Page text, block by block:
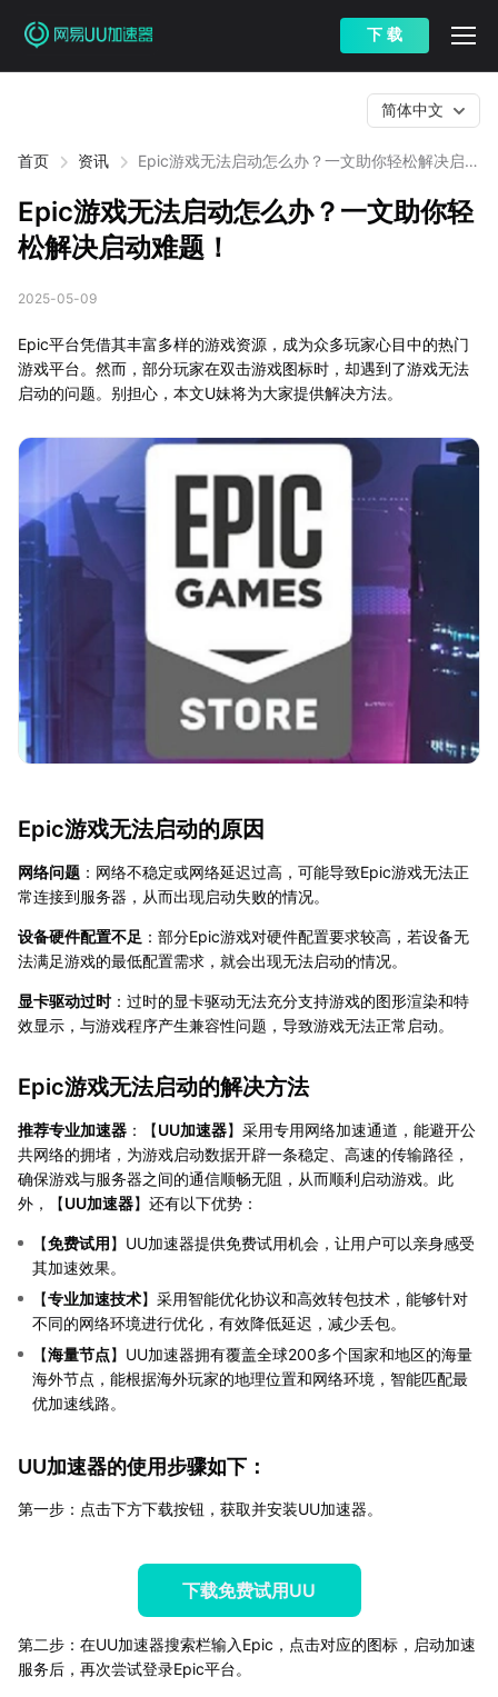
下 载
首页 资讯
Epic游戏无法启动怎么办？一文助你轻松解决启动
简体中文
Epic游戏无法启动怎么办？一文助你轻
松解决启动难题！
2025-05-09
Epic平台凭借其丰富多样的游戏资源，成为众多玩家心目中的热门
游戏平台。然而，部分玩家在双击游戏图标时，却遇到了游戏无法
启动的问题。别担心，本文U妹将为大家提供解决方法。
Epic游戏无法启动的原因
网络问题 ：网络不稳定或网络延迟过高，可能导致Epic游戏无法正
常连接到服务器，从而出现启动失败的情况。
设备硬件配置不足 ：部分Epic游戏对硬件配置要求较高，若设备无
法满足游戏的最低配置需求，就会出现无法启动的情况。
显卡驱动过时：过时的显卡驱动无法充分支持游戏的图形渲染和特
效显示，与游戏程序产生兼容性问题，导致游戏无法正常启动。
Epic游戏无法启动的解决方法
推荐专业加速器 ：【UU加速器】采用专用网络加速通道，能避开公
共网络的拥堵，为游戏启动数据开辟一条稳定、高速的传输路径，
确保游戏与服务器之间的通信顺畅无阻，从而顺利启动游戏。此
外，【UU加速器】还有以下优势：
【免费试用】UU加速器提供免费试用机会，让用户可以亲身感受
其加速效果。
【专业加速技术】采用智能优化协议和高效转包技术，能够针对
不同的网络环境进行优化，有效降低延迟，减少丢包。
【海量节点】UU加速器拥有覆盖全球200多个国家和地区的海量
海外节点，能根据海外玩家的地理位置和网络环境，智能匹配最
优加速线路。
UU加速器的使用步骤如下：
第一步：点击下方下载按钮，获取并安装UU加速器。
下载免费试用UU
第二步：在UU加速器搜索栏输入Epic，点击对应的图标，启动加速
服务后，再次尝试登录Epic平台。